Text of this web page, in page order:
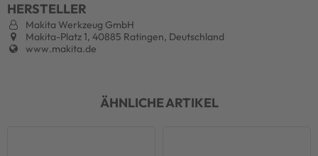
HERSTELLER
Makita Werkzeug GmbH
Makita-Platz 1, 40885 Ratingen, Deutschland
www.makita.de
ÄHNLICHE ARTIKEL